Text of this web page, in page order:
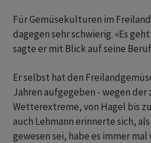
Für Gemüsekulturen im
dagegen sehr schwierig. «Es
sagte er mit Blick auf seine
Er selbst hat den
Jahren aufgegeben - wegen der
Wetterextreme, von Hagel bis
auch Lehmann erinnerte sich,
gewesen sei, habe es immer